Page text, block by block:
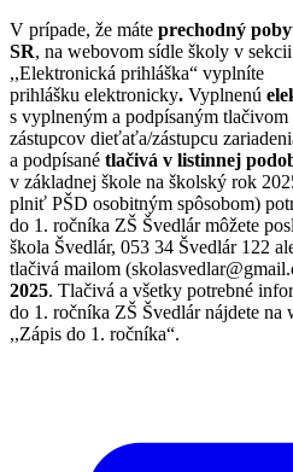
V prípade, že máte prechodný
SR, na webovom sídle školy v
,,Elektronická prihláška“ vyplníte
prihlášku elektronicky. Vyplnenú
s vyplneným a podpísaným
zástupcov dieťaťa/zástupcu
a podpísané tlačivá v listinnej
v základnej škole na školský rok
plniť PŠD osobitným spôsobom)
do 1. ročníka ZŠ Švedlár môžete
škola Švedlár, 053 34 Švedlár 122
tlačivá mailom
2025. Tlačivá a všetky potrebné
do 1. ročníka ZŠ Švedlár nájdete
,,Zápis do 1. ročníka“.